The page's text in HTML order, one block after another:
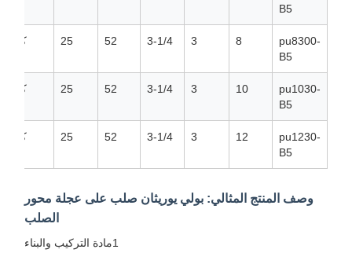
B5
pu8300-
B5
8
3
3-1/4
52
25 كرة
pu1030-
B5
10
3
3-1/4
52
25 كرة
pu1230-
B5
12
3
3-1/4
52
25 كرة
وصف المنتج المثالي: بولي يوريثان صلب على عجلة محور
الصلب
1مادة التركيب والبناء